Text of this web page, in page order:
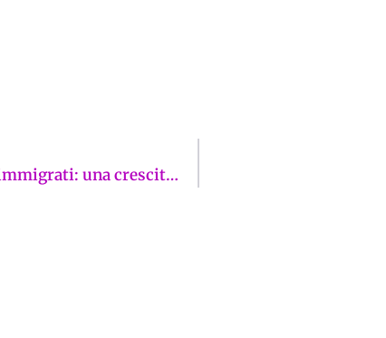
Firenze, un’impresa su cinque è guidata da immigrati: una crescita che evidenzia la crisi dell’imprenditoria italiana